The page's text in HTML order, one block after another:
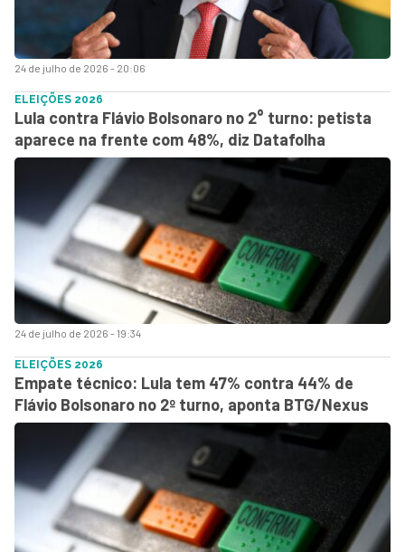
24 de julho de 2026 - 20:06
24 de julho de 2026 - 19:34
ELEIÇÕES 2026
Lula contra Flávio Bolsonaro no 2° turno: petista
aparece na frente com 48%, diz Datafolha
ELEIÇÕES 2026
Empate técnico: Lula tem 47% contra 44% de
Flávio Bolsonaro no 2º turno, aponta BTG/Nexus